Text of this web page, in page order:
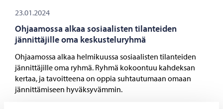
23.01.2024
Ohjaamossa alkaa sosiaalisten tilanteiden
jännittäjille oma keskusteluryhmä
Ohjaamossa alkaa helmikuussa sosiaalisten tilanteiden
jännittäjille oma ryhmä. Ryhmä kokoontuu kahdeksan
kertaa, ja tavoitteena on oppia suhtautumaan omaan
jännittämiseen hyväksyvämmin.